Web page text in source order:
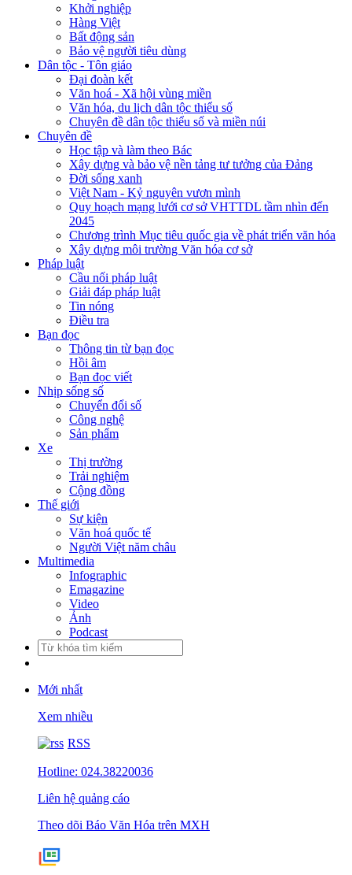
Khởi nghiệp
Hàng Việt
Bất động sản
Bảo vệ người tiêu dùng
Dân tộc - Tôn giáo
Đại đoàn kết
Văn hoá - Xã hội vùng miền
Văn hóa, du lịch dân tộc thiểu số
Chuyên đề dân tộc thiểu số và miền núi
Chuyên đề
Học tập và làm theo Bác
Xây dựng và bảo vệ nền tảng tư tưởng của Đảng
Đời sống xanh
Việt Nam - Kỷ nguyên vươn mình
Quy hoạch mạng lưới cơ sở VHTTDL tầm nhìn đến
2045
Chương trình Mục tiêu quốc gia về phát triển văn hóa
Xây dựng môi trường Văn hóa cơ sở
Pháp luật
Cầu nối pháp luật
Giải đáp pháp luật
Tin nóng
Điều tra
Bạn đọc
Thông tin từ bạn đọc
Hồi âm
Bạn đọc viết
Nhịp sống số
Chuyển đổi số
Công nghệ
Sản phẩm
Xe
Thị trường
Trải nghiệm
Cộng đồng
Thế giới
Sự kiện
Văn hoá quốc tế
Người Việt năm châu
Multimedia
Infographic
Emagazine
Video
Ảnh
Podcast
Mới nhất
Xem nhiều
RSS
Hotline: 024.38220036
Liên hệ quảng cáo
Theo dõi Báo Văn Hóa trên MXH